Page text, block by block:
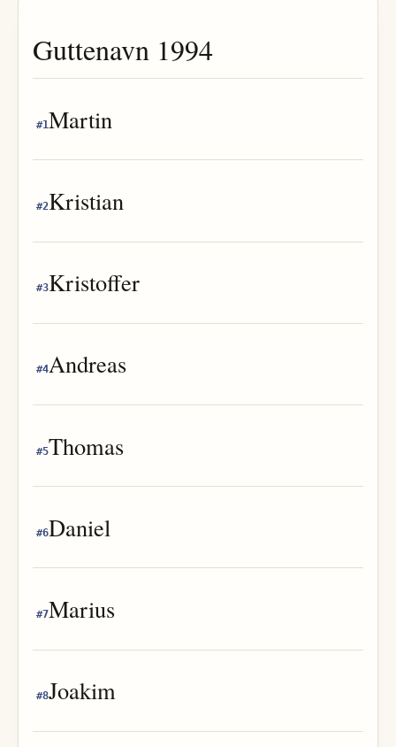
Guttenavn 1994
#1Martin
#2Kristian
#3Kristoffer
#4Andreas
#5Thomas
#6Daniel
#7Marius
#8Joakim